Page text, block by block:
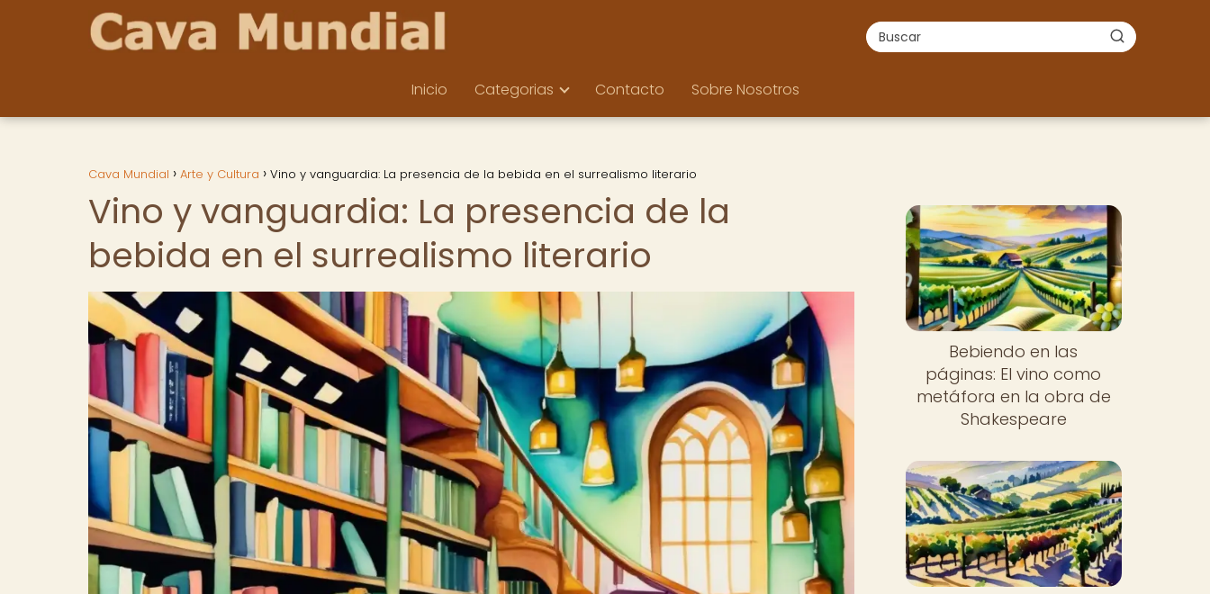
Inicio Categorias Contacto Sobre Nosotros
Cava Mundial Arte y Cultura Vino y vanguardia: La presencia de la bebida en el surrealismo literario
Vino y vanguardia: La presencia de la
bebida en el surrealismo literario
Bebiendo en las
páginas: El vino como
metáfora en la obra de
Shakespeare